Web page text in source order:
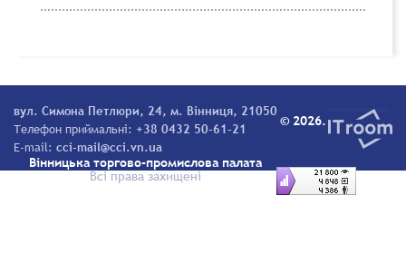
вул. Симона Петлюри, 24, м. Вінниця, 21050
Телефон приймальні: +38 0432 50-61-21
E-mail: cci-mail@cci.vn.ua
© 2026.
Вінницька торгово-промислова палата
Всі права захищені